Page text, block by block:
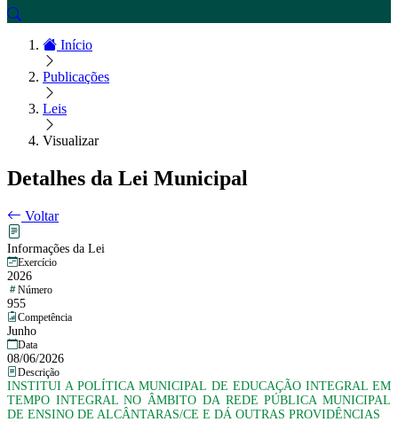
Início
Publicações
Leis
Visualizar
Detalhes da Lei Municipal
Voltar
Informações da Lei
Exercício
2026
Número
955
Competência
Junho
Data
08/06/2026
Descrição
INSTITUI A POLÍTICA MUNICIPAL DE EDUCAÇÃO INTEGRAL EM
TEMPO INTEGRAL NO ÂMBITO DA REDE PÚBLICA MUNICIPAL
DE ENSINO DE ALCÂNTARAS/CE E DÁ OUTRAS PROVIDÊNCIAS